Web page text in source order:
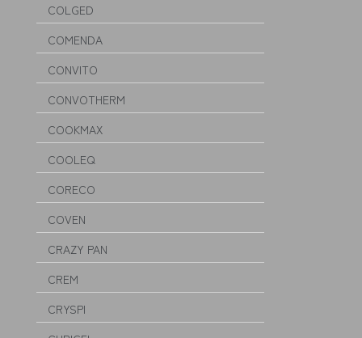
COLGED
COMENDA
CONVITO
CONVOTHERM
COOKMAX
COOLEQ
CORECO
COVEN
CRAZY PAN
CREM
CRYSPI